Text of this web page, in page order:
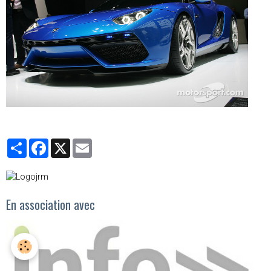
PartagerFacebook
X
En association avec